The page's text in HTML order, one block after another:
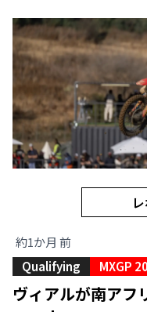
約1か月 前
Qualifying
MXGP
ヴィアルが南アフ